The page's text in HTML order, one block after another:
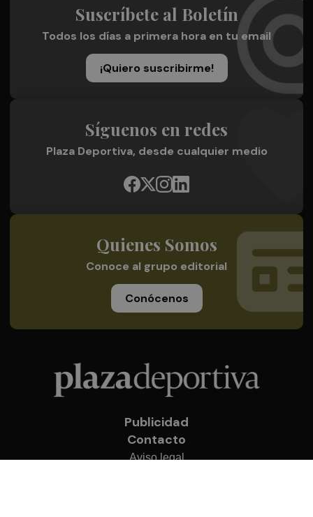
Suscríbete al Boletín
Todos los días a primera hora en tu email
¡Quiero suscribirme!
Síguenos en redes
Plaza Deportiva, desde cualquier medio
Quienes Somos
Conoce al grupo editorial
Conócenos
Publicidad
Contacto
Aviso legal